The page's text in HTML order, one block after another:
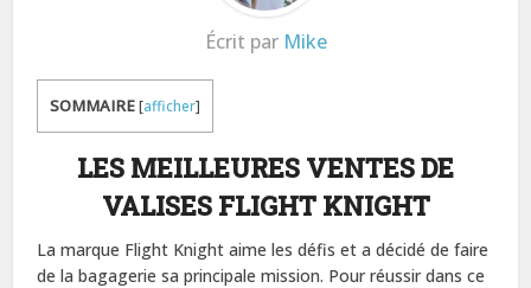
Écrit par Mike
SOMMAIRE[afficher]
LES MEILLEURES VENTES DE
VALISES FLIGHT KNIGHT
La marque Flight Knight aime les défis et a décidé de faire
de la bagagerie sa principale mission. Pour réussir dans ce